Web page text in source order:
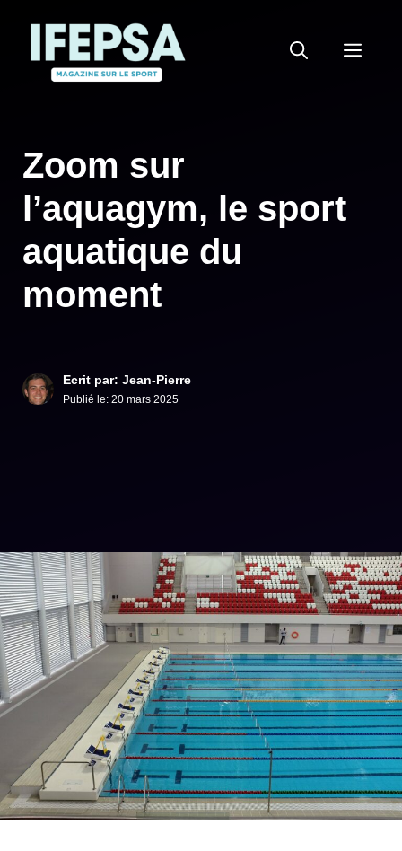
contenu
Zoom sur
l’aquagym, le sport
aquatique du
moment
Ecrit par: Jean-Pierre
Publié le: 20 mars 2025